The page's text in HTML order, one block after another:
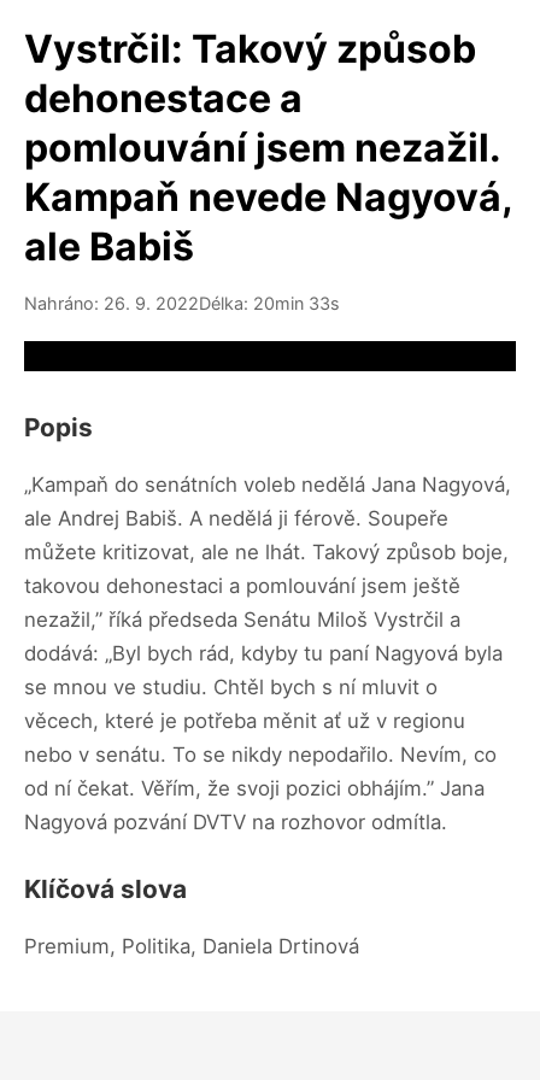
Vystrčil: Takový způsob
dehonestace a
pomlouvání jsem nezažil.
Kampaň nevede Nagyová,
ale Babiš
Nahráno: 26. 9. 2022Délka: 20min 33s
Popis
„Kampaň do senátních voleb nedělá Jana Nagyová,
ale Andrej Babiš. A nedělá ji férově. Soupeře
můžete kritizovat, ale ne lhát. Takový způsob boje,
takovou dehonestaci a pomlouvání jsem ještě
nezažil,” říká předseda Senátu Miloš Vystrčil a
dodává: „Byl bych rád, kdyby tu paní Nagyová byla
se mnou ve studiu. Chtěl bych s ní mluvit o
věcech, které je potřeba měnit ať už v regionu
nebo v senátu. To se nikdy nepodařilo. Nevím, co
od ní čekat. Věřím, že svoji pozici obhájím.” Jana
Nagyová pozvání DVTV na rozhovor odmítla.
Klíčová slova
Premium, Politika, Daniela Drtinová